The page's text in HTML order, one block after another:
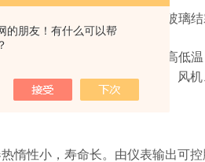
的朋友！有什么可以帮
为200×300mm为防止低温时玻璃
材料为硅橡胶低发泡，能耐高低温
其间安装蒸发器、电加热器、风机
惰性小，寿命长。由仪表输出可